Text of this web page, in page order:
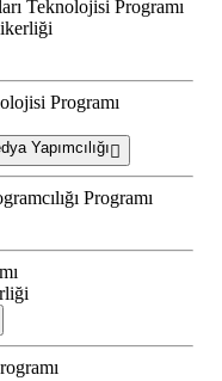
Teknolojisi Programı
Programı
Yapımcılığı
Programı